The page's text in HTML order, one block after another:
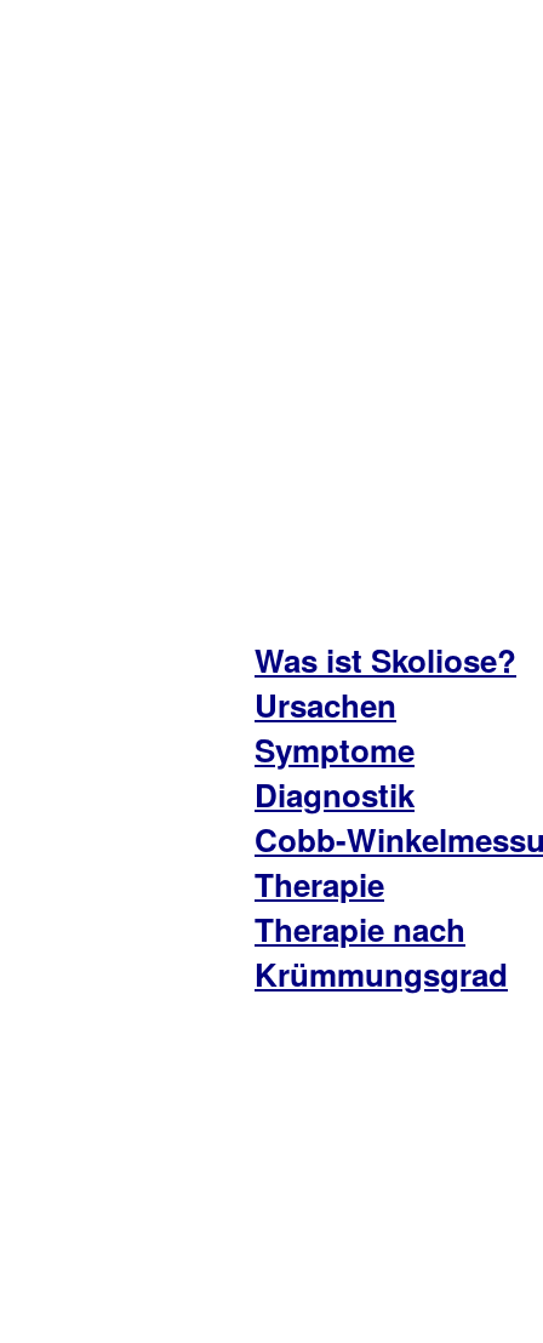
Was ist Skoliose?
Ursachen
Symptome
Diagnostik
Cobb-
Therapie
Therapie nach
Krümmungsgrad